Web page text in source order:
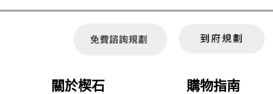
關於楔石 購物指南